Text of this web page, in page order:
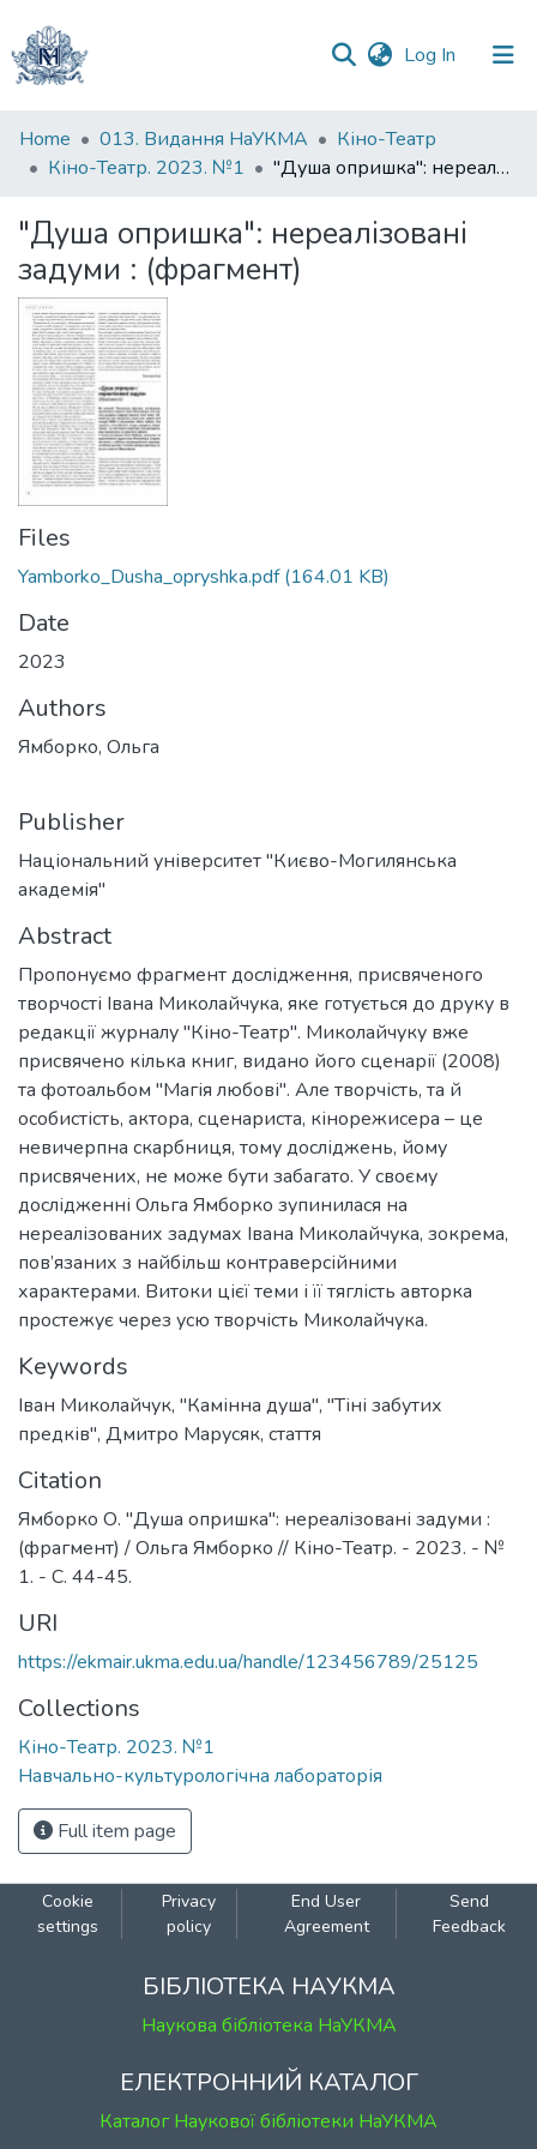
Log In (current)
Communities
&
All of DSpace
Statistics
Home 013. Видання НаУКМА
Кіно-Театр
Кіно-Театр. 2023. №1
"Душа опришка": нереалізовані задуми : (фрагмент)
"Душа опришка": нереалізовані
задуми : (фрагмент)
Files
Yamborko_Dusha_opryshka.pdf(164.01 KB)
Date
2023
Authors
Ямборко, Ольга
Publisher
Національний університет "Києво-Могилянська
академія"
Abstract
Пропонуємо фрагмент дослідження, присвяченого
творчості Івана Миколайчука, яке готується до друку в
редакції журналу "Кіно-Театр". Миколайчуку вже
присвячено кілька книг, видано його сценарії (2008)
та фотоальбом "Магія любові". Але творчість, та й
особистість, актора, сценариста, кінорежисера – це
невичерпна скарбниця, тому досліджень, йому
присвячених, не може бути забагато. У своєму
дослідженні Ольга Ямборко зупинилася на
нереалізованих задумах Івана Миколайчука, зокрема,
пов’язаних з найбільш контраверсійними
характерами. Витоки цієї теми і її тяглість авторка
простежує через усю творчість Миколайчука.
Keywords
Іван Миколайчук, "Камінна душа", "Тіні забутих
предків", Дмитро Марусяк, стаття
Citation
Ямборко О. "Душа опришка": нереалізовані задуми :
(фрагмент) / Ольга Ямборко // Кіно-Театр. - 2023. - №
1. - C. 44-45.
URI
https://ekmair.ukma.edu.ua/handle/123456789/25125
Collections
Кіно-Театр. 2023. №1
Навчально-культурологічна лабораторія
Full item page
Cookie
settings
Privacy
policy
End User
Agreement
Send
Feedback
БІБЛІОТЕКА НАУКМА
Наукова бібліотека НаУКМА
ЕЛЕКТРОННИЙ КАТАЛОГ
Каталог Наукової бібліотеки НаУКМА